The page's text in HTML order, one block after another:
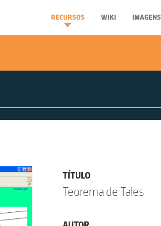
RECURSOS WIKI IMAGENS
TÍTULO
Teorema de Tales